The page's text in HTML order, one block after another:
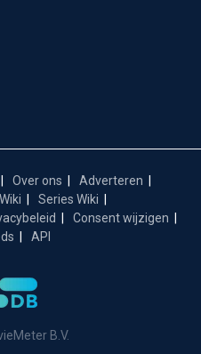
Over ons
Adverteren
Series Wiki
Consent wijzigen
API
B.V.